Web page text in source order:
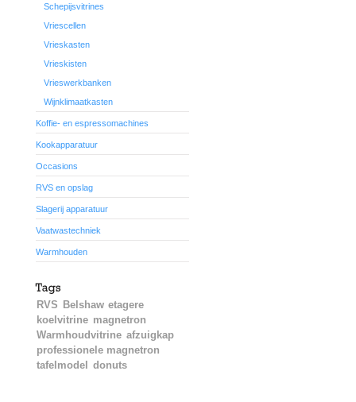
Schepijsvitrines
Vriescellen
Vrieskasten
Vrieskisten
Vrieswerkbanken
Wijnklimaatkasten
Koffie- en espressomachines
Kookapparatuur
Occasions
RVS en opslag
Slagerij apparatuur
Vaatwastechniek
Warmhouden
RVS Belshaw etagere
koelvitrine magnetron
Warmhoudvitrine afzuigkap
professionele magnetron
tafelmodel
donuts